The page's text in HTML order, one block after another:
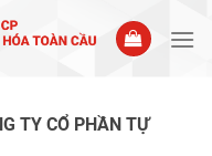
TY CỔ PHẦN TỰ